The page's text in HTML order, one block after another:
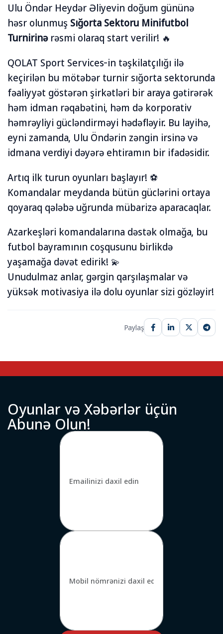
Ulu Öndər Heydər Əliyevin doğum gününə
həsr olunmuş Sığorta Sektoru Minifutbol
Turnirinərəsmi olaraq start verilir! 🔥
QOLAT Sport Services-in təşkilatçılığı ilə
keçirilən bu mötəbər turnir sığorta sektorunda
fəaliyyət göstərən şirkətləri bir araya gətirərək
həm idman rəqabətini, həm də korporativ
həmrəyliyi gücləndirməyi hədəfləyir. Bu layihə,
eyni zamanda, Ulu Öndərin zəngin irsinə və
idmana verdiyi dəyərə ehtiramın bir ifadəsidir.
Artıq ilk turun oyunları başlayır! ⚽️
Komandalar meydanda bütün güclərini ortaya
qoyaraq qələbə uğrunda mübarizə aparacaqlar.
Azarkeşləri komandalarına dəstək olmağa, bu
futbol bayramının coşqusunu birlikdə
yaşamağa dəvət edirik! 💫
Unudulmaz anlar, gərgin qarşılaşmalar və
yüksək motivasiya ilə dolu oyunlar sizi gözləyir!
Paylaş
Oyunlarvə Xəbərlər üçün
Abunə Olun!